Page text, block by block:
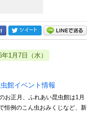
1月7日（水）
館イベント情報
お正月、ふれあい昆虫館は1月
例のこん虫おみくじなど、新